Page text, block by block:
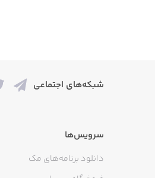
شبکه‌های اجتماعی
سرویس‌ها
دانلود برنامه‌های مک